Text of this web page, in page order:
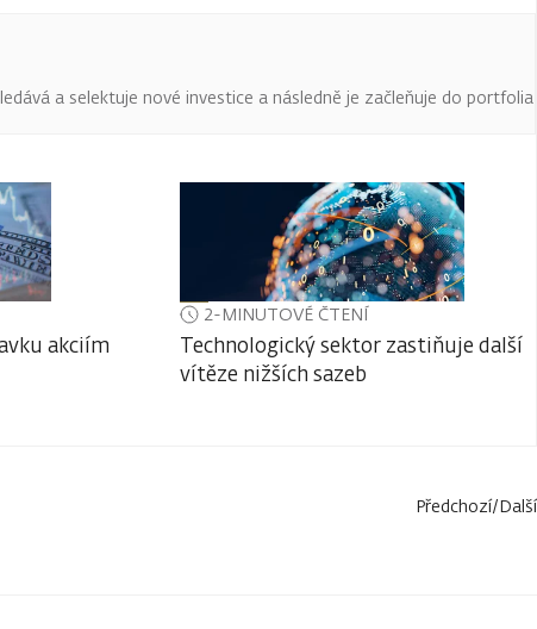
a selektuje nové investice a následně je začleňuje do portfolia
akciím
2-MINUTOVÉ ČTENÍ
Technologický sektor zastiňuje další
vítěze nižších sazeb
Předchozí/Další